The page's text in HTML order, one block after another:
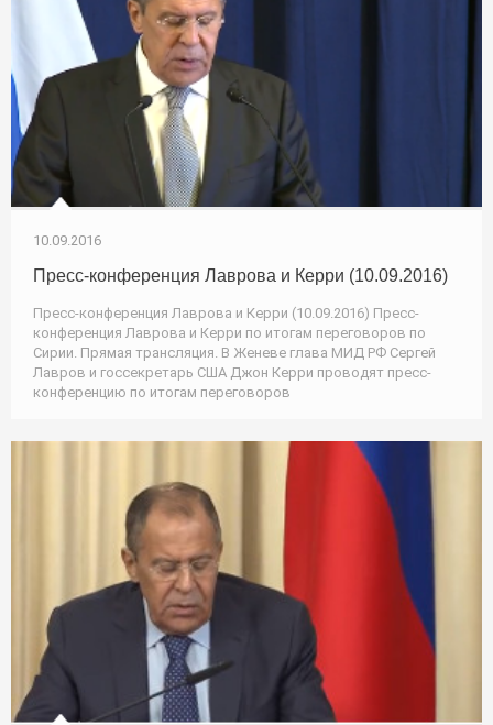
10.09.2016
Пресс-конференция Лаврова и Керри (10.09.2016)
Пресс-конференция Лаврова и Керри (10.09.2016) Пресс-
конференция Лаврова и Керри по итогам переговоров по
Сирии. Прямая трансляция. В Женеве глава МИД РФ Сергей
Лавров и госсекретарь США Джон Керри проводят пресс-
конференцию по итогам переговоров